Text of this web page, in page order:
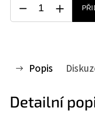
Popis
Detailní